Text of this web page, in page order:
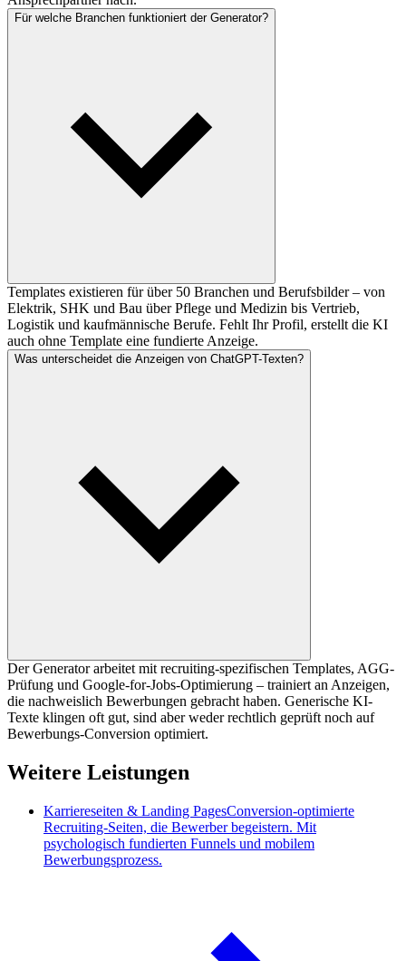
Für welche Branchen funktioniert der Generator?
Templates existieren für über 50 Branchen und Berufsbilder – von
Elektrik, SHK und Bau über Pflege und Medizin bis Vertrieb,
Logistik und kaufmännische Berufe. Fehlt Ihr Profil, erstellt die KI
auch ohne Template eine fundierte Anzeige.
Was unterscheidet die Anzeigen von ChatGPT-Texten?
Der Generator arbeitet mit recruiting-spezifischen Templates, AGG-
Prüfung und Google-for-Jobs-Optimierung – trainiert an Anzeigen,
die nachweislich Bewerbungen gebracht haben. Generische KI-
Texte klingen oft gut, sind aber weder rechtlich geprüft noch auf
Bewerbungs-Conversion optimiert.
Weitere Leistungen
Karriereseiten & Landing PagesConversion-optimierte
Recruiting-Seiten, die Bewerber begeistern. Mit
psychologisch fundierten Funnels und mobilem
Bewerbungsprozess.